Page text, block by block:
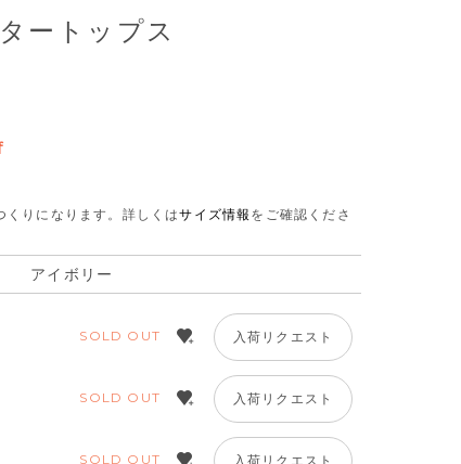
ートップス
りになります。 詳しくはサイズ情報 をご確認くださ
アイボリー
SOLD OUT 入荷リクエスト
SOLD OUT 入荷リクエスト
SOLD OUT 入荷リクエスト